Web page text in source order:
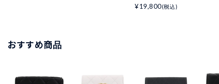
¥19,800(税込)
おすすめ商品